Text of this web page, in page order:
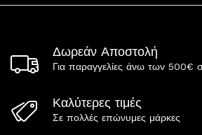
Δωρεάν Αποστολή
Για παραγγελίες άνω των 500€
Καλύτερες τιμές
Σε πολλές επώνυμες μάρκες